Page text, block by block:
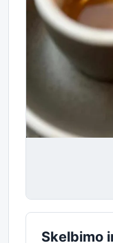
Skelbimo